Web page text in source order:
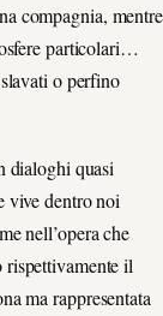
compagnia, mentre
particolari…
o perfino
dialoghi quasi
vive dentro noi
nell’opera che
il
ma rappresentata